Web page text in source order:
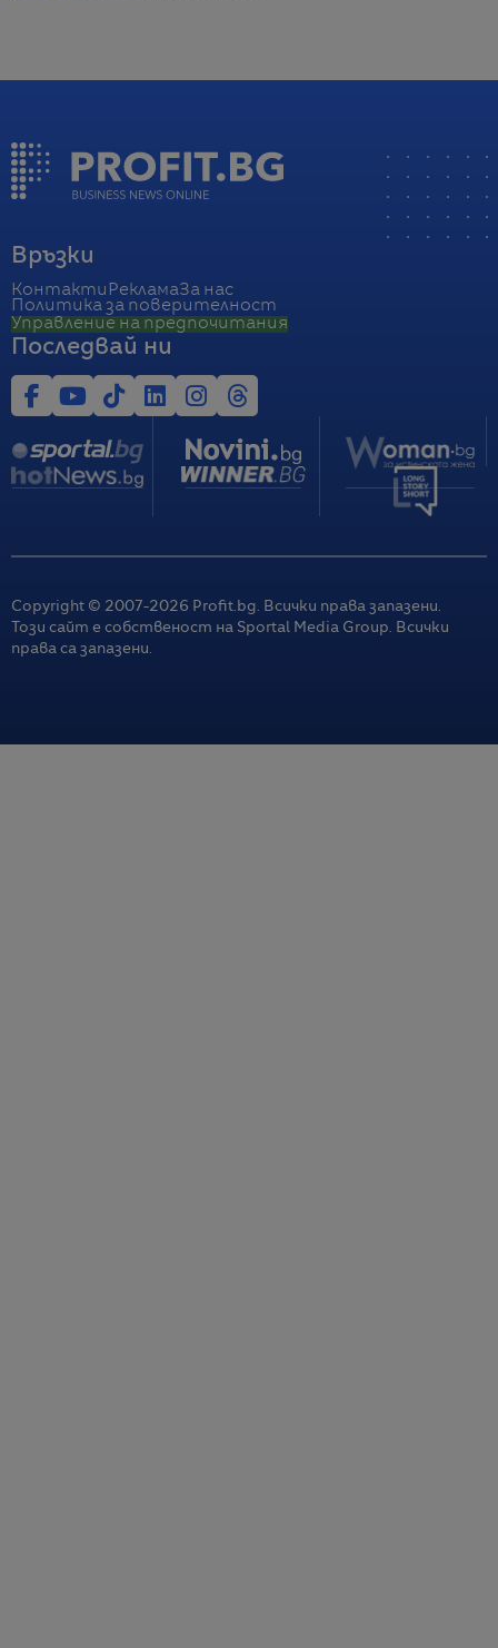
Връзки
Контакти РекламаЗа нас
Политика за поверителност
Управление на предпочитания
Последвай ни
Copyright © 2007-2026 Profit.bg. Всички права запазени.
Този сайт е собственост на Sportal Media Group. Всички
права са запазени.